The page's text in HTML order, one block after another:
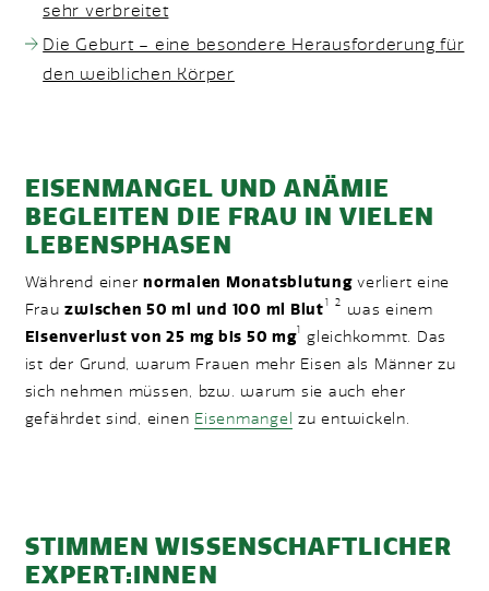
sehr verbreitet
Die Geburt – eine besondere Herausforderung für
den weiblichen Körper
EISENMANGEL UND ANÄMIE
BEGLEITEN DIE FRAU IN VIELEN
LEBENSPHASEN
Während einer normalen Monatsblutungverliert eine
Frauzwischen 50 ml und 100 ml Blut 1 2 was einem
Eisenverlust von 25 mg bis 50 mg1 gleichkommt. Das
ist der Grund, warum Frauen mehr Eisen als Männer zu
sich nehmen müssen, bzw. warum sie auch eher
gefährdet sind, einen Eisenmangel zu entwickeln.
STIMMEN WISSENSCHAFTLICHER
EXPERT:INNEN